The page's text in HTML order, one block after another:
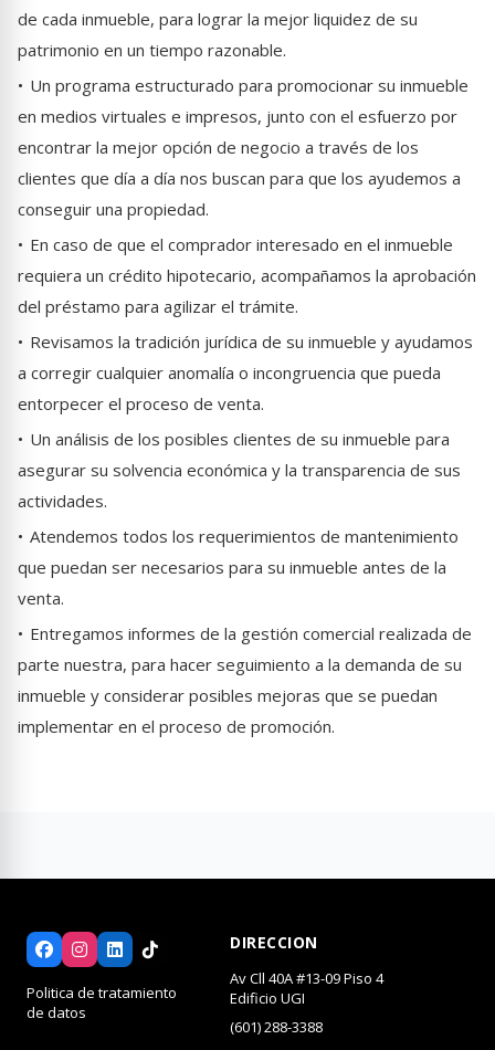
de cada inmueble, para lograr la mejor liquidez de su
patrimonio en un tiempo razonable.
• Un programa estructurado para promocionar su inmueble
en medios virtuales e impresos, junto con el esfuerzo por
encontrar la mejor opción de negocio a través de los
clientes que día a día nos buscan para que los ayudemos a
conseguir una propiedad.
• En caso de que el comprador interesado en el inmueble
requiera un crédito hipotecario, acompañamos la aprobación
del préstamo para agilizar el trámite.
• Revisamos la tradición jurídica de su inmueble y ayudamos
a corregir cualquier anomalía o incongruencia que pueda
entorpecer el proceso de venta.
• Un análisis de los posibles clientes de su inmueble para
asegurar su solvencia económica y la transparencia de sus
actividades.
• Atendemos todos los requerimientos de mantenimiento
que puedan ser necesarios para su inmueble antes de la
venta.
• Entregamos informes de la gestión comercial realizada de
parte nuestra, para hacer seguimiento a la demanda de su
inmueble y considerar posibles mejoras que se puedan
implementar en el proceso de promoción.
Politica de tratamiento
de datos
DIRECCION
Av Cll 40A #13-09 Piso 4
Edificio UGI
(601) 288-3388